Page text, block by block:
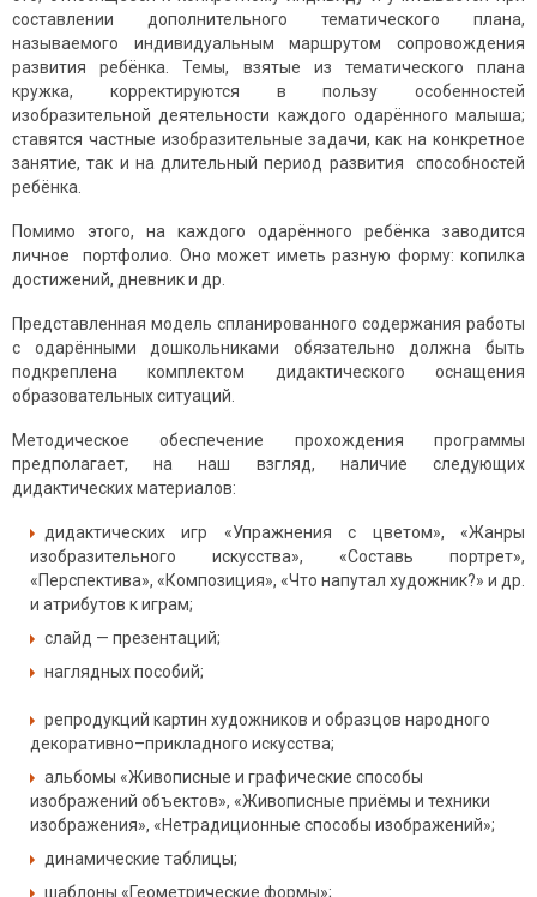
составлении дополнительного тематического плана,
называемого индивидуальным маршрутом сопровождения
развития ребёнка. Темы, взятые из тематического плана
кружка, корректируются в пользу особенностей
изобразительной деятельности каждого одарённого малыша;
ставятся частные изобразительные задачи, как на конкретное
занятие, так и на длительный период развития способностей
ребёнка.
Помимо этого, на каждого одарённого ребёнка заводится
личное портфолио. Оно может иметь разную форму: копилка
достижений, дневник и др.
Представленная модель спланированного содержания работы
с одарёнными дошкольниками обязательно должна быть
подкреплена комплектом дидактического оснащения
образовательных ситуаций.
Методическое обеспечение прохождения программы
предполагает, на наш взгляд, наличие следующих
дидактических материалов:
дидактических игр «Упражнения с цветом», «Жанры
изобразительного искусства», «Составь портрет»,
«Перспектива», «Композиция», «Что напутал художник?» и др.
и атрибутов к играм;
слайд — презентаций;
наглядных пособий;
репродукций картин художников и образцов народного
декоративно–прикладного искусства;
альбомы «Живописные и графические способы
изображений объектов», «Живописные приёмы и техники
изображения», «Нетрадиционные способы изображений»;
динамические таблицы;
шаблоны «Геометрические формы»;